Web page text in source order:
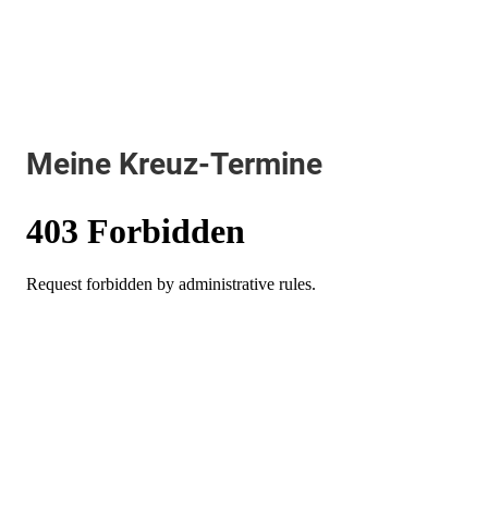
Meine Kreuz-Termine